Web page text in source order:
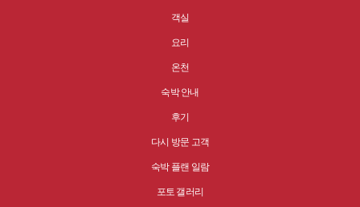
객실
요리
온천
숙박 안내
후기
다시 방문 고객
숙박 플랜 일람
포토 갤러리